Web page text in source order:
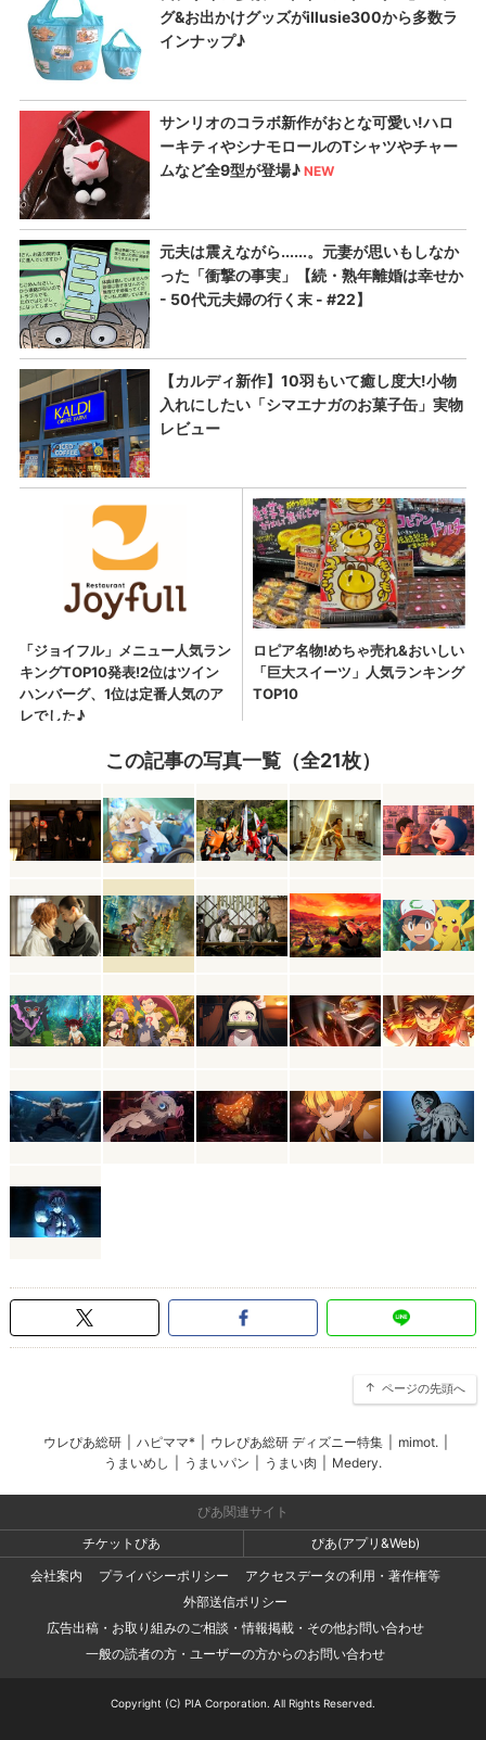
この記事の写真一覧（全21枚）
ページの先頭へ
ウレぴあ総研 ハピママ* ウレぴあ総研 ディズニー特集 mimot.
うまいめし
うまいパン うまい肉 Medery.
ぴあ関連サイト
チケットぴあ
ぴあ(アプリ&Web)
会社案内
プライバシーポリシー
アクセスデータの利用・著作権等
外部送信ポリシー
広告出稿・お取り組みのご相談・情報掲載・その他お問い合わせ
一般の読者の方・ユーザーの方からのお問い合わせ
Copyright (C) PIA Corporation. All Rights Reserved.